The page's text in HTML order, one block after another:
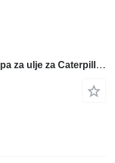
Pompa transmisie 1217385 pumpa za ulje za Caterpillar 414E , 416C , 416D , 416E , 416F , 420D , 420E , 420F , 422E , 422F , 424B , 424B HD , 424D , 426C , 428C , 428D , 428E , 428F , 430D , 430E , 430F , 432D , 432E , 432F , 434E , 434F , 436C , 438C , 438D , 442D , 442E , 444E , 444F bagera-utovarivača